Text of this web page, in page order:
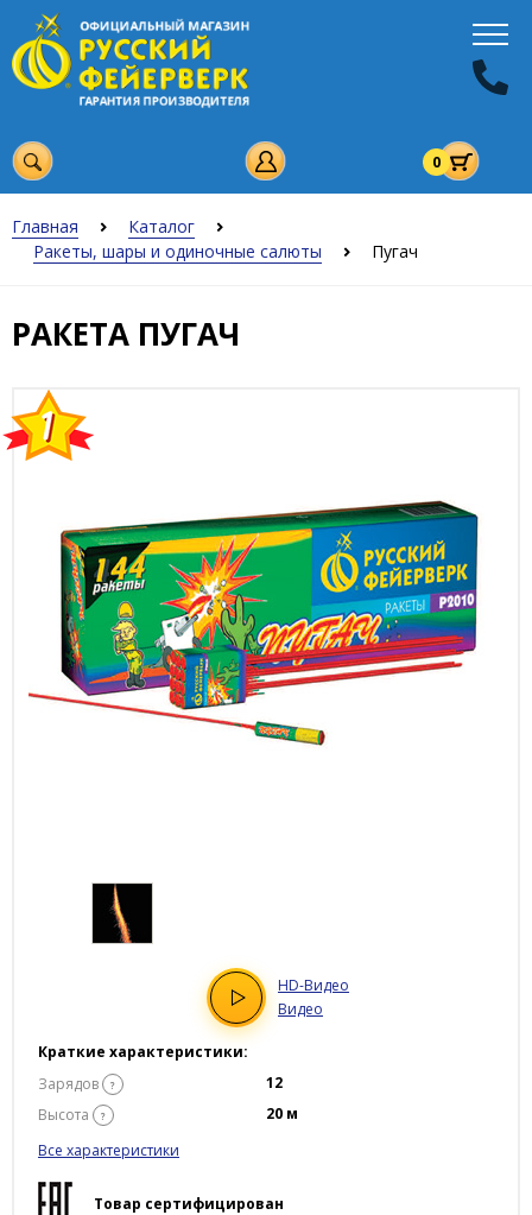
0
Главная
Каталог
Ракеты, шары и одиночные салюты
Пугач
РАКЕТА ПУГАЧ
HD-Видео
Видео
Краткие характеристики:
Зарядов
?
12
Высота
?
20 м
Все характеристики
Товар сертифицирован